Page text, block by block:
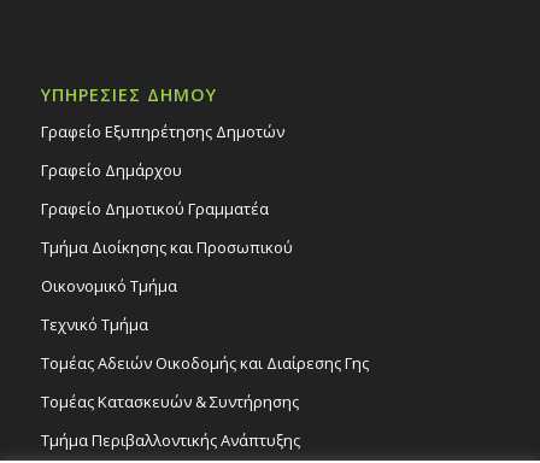
ΥΠΗΡΕΣΙΕΣ ΔΗΜΟΥ
Γραφείο Εξυπηρέτησης Δημοτών
Γραφείο Δημάρχου
Γραφείο Δημοτικού Γραμματέα
Τμήμα Διοίκησης και Προσωπικού
Οικονομικό Τμήμα
Τεχνικό Τμήμα
Τομέας Αδειών Οικοδομής και Διαίρεσης Γης
Τομέας Κατασκευών & Συντήρησης
Τμήμα Περιβαλλοντικής Ανάπτυξης